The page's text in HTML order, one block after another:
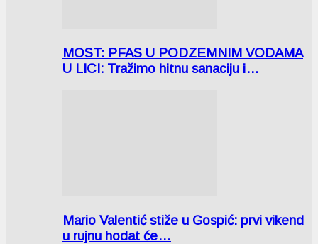
MOST: PFAS U PODZEMNIM VODAMA
U LICI: Tražimo hitnu sanaciju i…
Mario Valentić stiže u Gospić: prvi vikend
u rujnu hodat će…